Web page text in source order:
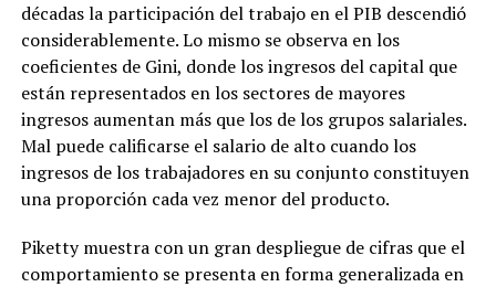
décadas la participación del trabajo en el PIB descendió
considerablemente. Lo mismo se observa en los
coeficientes de Gini, donde los ingresos del capital que
están representados en los sectores de mayores
ingresos aumentan más que los de los grupos salariales.
Mal puede calificarse el salario de alto cuando los
ingresos de los trabajadores en su conjunto constituyen
una proporción cada vez menor del producto.
Piketty muestra con un gran despliegue de cifras que el
comportamiento se presenta en forma generalizada en